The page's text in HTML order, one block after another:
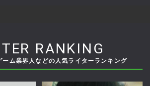
RANKING
ーム業界人などの人気ライターランキング